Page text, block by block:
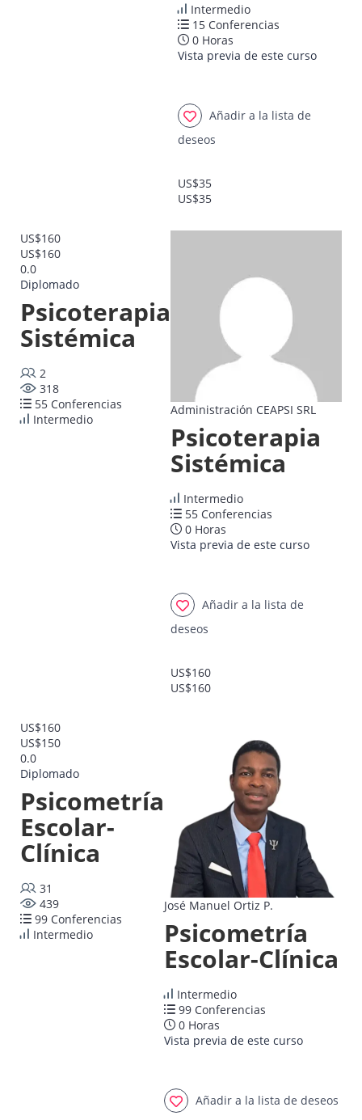
Intermedio
15 Conferencias
0 Horas
Vista previa de este curso
Añadir a la lista de
deseos
US$35
US$35
US$160
US$160
0.0
Diplomado
Psicoterapia
Sistémica
2
318
55 Conferencias
Intermedio
Administración CEAPSI SRL
Psicoterapia
Sistémica
Intermedio
55 Conferencias
0 Horas
Vista previa de este curso
Añadir a la lista de
deseos
US$160
US$160
US$160
US$150
0.0
Diplomado
Psicometría
Escolar-
Clínica
31
439
99 Conferencias
Intermedio
José Manuel Ortiz P.
Psicometría
Escolar-Clínica
Intermedio
99 Conferencias
0 Horas
Vista previa de este curso
Añadir a la lista de deseos